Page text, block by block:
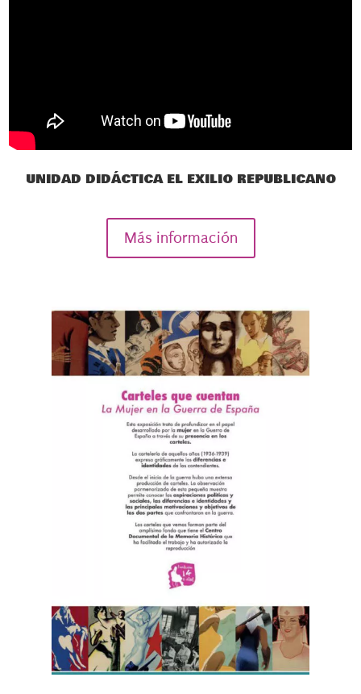
UNIDAD DIDÁCTICA EL EXILIO REPUBLICANO
Más información